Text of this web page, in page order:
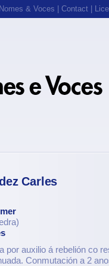
& Voces Contact
Carles
por auxilio á rebelión co
Conmutación a 2